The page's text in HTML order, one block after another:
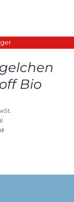
Bio